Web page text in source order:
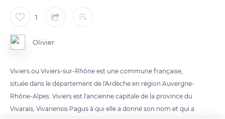
1
Olivier
Viviers ou Viviers-sur-Rhône est une commune française,
située dans le département de l'Ardèche en région Auvergne-
Rhône-Alpes. Viviers est l'ancienne capitale de la province du
Vivarais, Vivariensis Pagus à qui elle a donné son nom et qui a